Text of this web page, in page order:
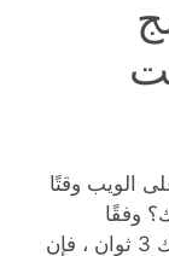
الويب وقتًا
وفقًا
للدراسات ، إذا تجاوز وقت تحميل صفحتك 3 ثوانٍ ، فإن